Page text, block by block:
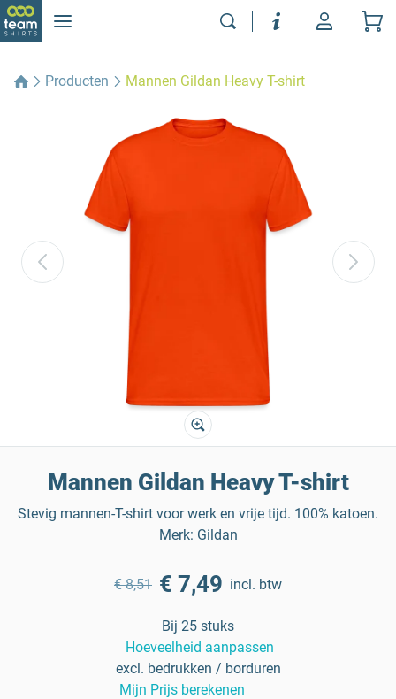
Producten Mannen Gildan Heavy T-shirt
Mannen Gildan Heavy T-shirt
Stevig mannen-T-shirt voor werk en vrije tijd. 100% katoen.
Merk: Gildan
€ 8,51 € 7,49 incl. btw
Bij 25 stuks
Hoeveelheid aanpassen
excl. bedrukken / borduren
Mijn Prijs berekenen